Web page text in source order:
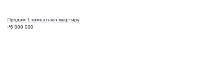
Продам 1 комнатную квартиру
₽6 000 000